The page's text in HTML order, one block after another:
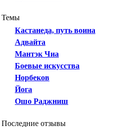
Темы
Кастанеда, путь воина
Адвайта
Мантэк Чиа
Боевые искусства
Норбеков
Йога
Ошо Раджниш
Последние отзывы